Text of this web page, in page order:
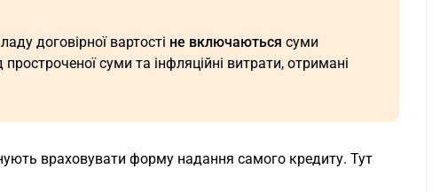
договірної вартості не включаються суми
суми та інфляційні витрати, отримані
враховувати форму надання самого кредиту. Тут